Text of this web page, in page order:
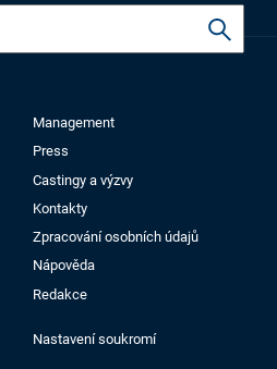
Management
Press
Castingy a výzvy
Kontakty
Zpracování osobních údajů
Nápověda
Redakce
Nastavení soukromí